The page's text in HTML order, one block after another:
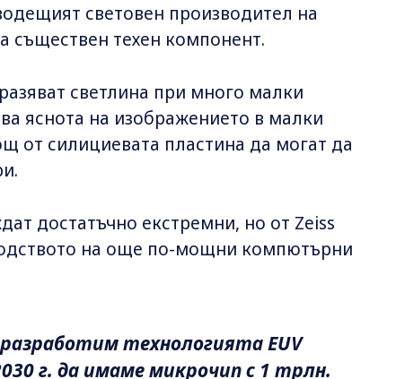
световен производител на
съществен техен компонент.
светлина при много малки
яснота на изображението в малки
от силициевата пластина да могат да
достатъчно екстремни, но от Zeiss
на още по-мощни компютърни
технологията EUV
г. да имаме микрочип с 1 трлн.